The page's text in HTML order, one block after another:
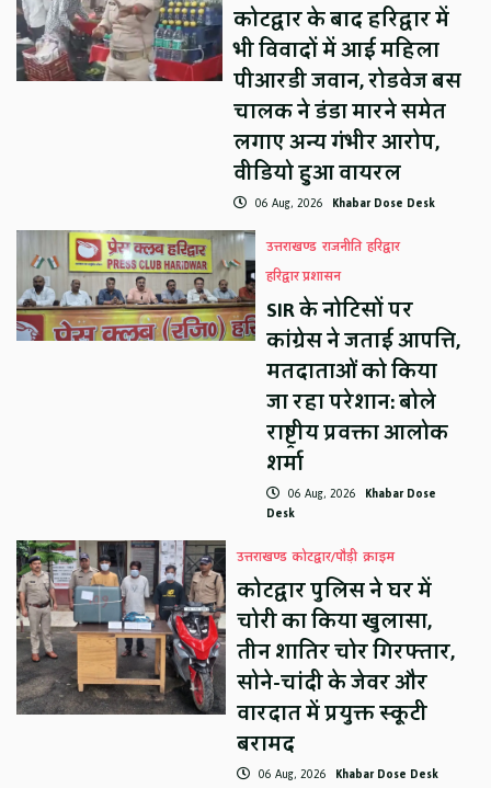
कोटद्वार के बाद हरिद्वार में
भी विवादों में आई महिला
पीआरडी जवान, रोडवेज बस
चालक ने डंडा मारने समेत
लगाए अन्य गंभीर आरोप,
वीडियो हुआ वायरल
06 Aug, 2026 Khabar Dose Desk
उत्तराखण्ड राजनीति हरिद्वार
हरिद्वार प्रशासन
SIR के नोटिसों पर
कांग्रेस ने जताई आपत्ति,
मतदाताओं को किया
जा रहा परेशान: बोले
राष्ट्रीय प्रवक्ता आलोक
शर्मा
06 Aug, 2026 Khabar Dose
Desk
उत्तराखण्ड कोटद्वार/पौड़ी क्राइम
कोटद्वार पुलिस ने घर में
चोरी का किया खुलासा,
तीन शातिर चोर गिरफ्तार,
सोने-चांदी के जेवर और
वारदात में प्रयुक्त स्कूटी
बरामद
06 Aug, 2026 Khabar Dose Desk